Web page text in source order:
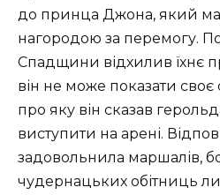
до принца Джона, який
нагородою за перемогу.
Спадщини відхилив їхнє
він не може показати
про яку він сказав
виступити на арені.
задовольнила маршалів,
чудернацьких обітниць